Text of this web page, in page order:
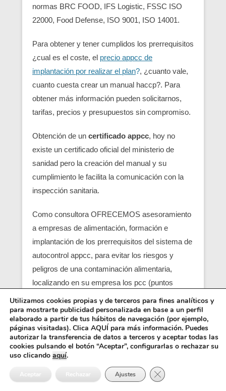
normas BRC FOOD, IFS Logistic, FSSC ISO
22000, Food Defense, ISO 9001, ISO 14001.
Para obtener y tener cumplidos los prerrequisitos
¿cual es el coste, el precio appcc de
implantación por realizar el plan?, ¿cuanto vale,
cuanto cuesta crear un manual haccp?. Para
obtener más información pueden solicitarnos,
tarifas, precios y presupuestos sin compromiso.
Obtención de un certificado appcc, hoy no
existe un certificado oficial del ministerio de
sanidad pero la creación del manual y su
cumplimiento le facilita la comunicación con la
inspección sanitaria.
Como consultora OFRECEMOS asesoramiento
a empresas de alimentación, formación e
implantación de los prerrequisitos del sistema de
autocontrol appcc, para evitar los riesgos y
peligros de una contaminación alimentaria,
localizando en su empresa los pcc (puntos
críticos) y obtener un servicio con una correcta
seguridad alimentaria.
Entre los requisitos está el control y el análisis de
cada punto crítico, junto con el registro sanitario,
es básico para que empiezen las empresas
alimentarias (ejemplo una empresa de catering),
Utilizamos cookies propias y de terceros para fines analíticos y
para mostrarte publicidad personalizada en base a un perfil
elaborado a partir de tus hábitos de navegación (por ejemplo,
páginas visitadas). Clica AQUÍ para más información. Puedes
autorizar la transferencia de datos a terceros y aceptar todas las
cookies pulsando el botón “Aceptar”, configurarlas o rechazar su
uso clicando aquí.
Aceptar Rechazar Ajustes Cerrar el banner de